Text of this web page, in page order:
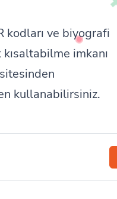
kodları ve biyografi
imkanı
kullanabilirsiniz.